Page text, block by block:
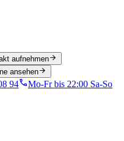
aufnehmen
ansehen
94
Mo-Fr bis 22:00 Sa-So